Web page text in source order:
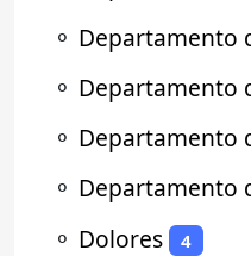
⚬ Departamento
⚬ Departamento
⚬ Departamento
⚬ Departamento
⚬ Dolores 4